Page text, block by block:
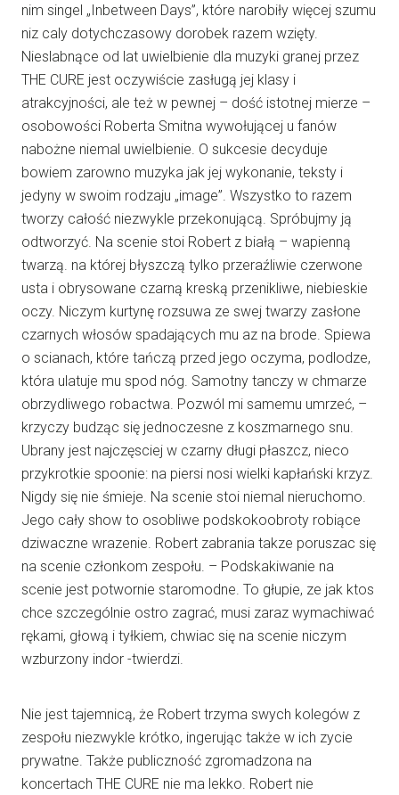
nim singel „Inbetween Days”, które narobiły więcej szumu
niz caly dotychczasowy dorobek razem wzięty.
Nieslabnące od lat uwielbienie dla muzyki granej przez
THE CURE jest oczywiście zasługą jej klasy i
atrakcyjności, ale też w pewnej – dość istotnej mierze –
osobowości Roberta Smitna wywołującej u fanów
nabożne niemal uwielbienie. O sukcesie decyduje
bowiem zarowno muzyka jak jej wykonanie, teksty i
jedyny w swoim rodzaju „image”. Wszystko to razem
tworzy całość niezwykle przekonującą. Spróbujmy ją
odtworzyć. Na scenie stoi Robert z białą – wapienną
twarzą. na której błyszczą tylko przeraźliwie czerwone
usta i obrysowane czarną kreską przenikliwe, niebieskie
oczy. Niczym kurtynę rozsuwa ze swej twarzy zasłone
czarnych włosów spadających mu az na brode. Spiewa
o scianach, które tańczą przed jego oczyma, podlodze,
która ulatuje mu spod nóg. Samotny tanczy w chmarze
obrzydliwego robactwa. Pozwól mi samemu umrzeć, –
krzyczy budząc się jednoczesne z koszmarnego snu.
Ubrany jest najczęsciej w czarny długi płaszcz, nieco
przykrotkie spoonie: na piersi nosi wielki kapłański krzyz.
Nigdy się nie śmieje. Na scenie stoi niemal nieruchomo.
Jego cały show to osobliwe podskokoobroty robiące
dziwaczne wrazenie. Robert zabrania takze poruszac się
na scenie członkom zespołu. – Podskakiwanie na
scenie jest potwornie staromodne. To głupie, ze jak ktos
chce szczególnie ostro zagrać, musi zaraz wymachiwać
rękami, głową i tyłkiem, chwiac się na scenie niczym
wzburzony indor -twierdzi.
Nie jest tajemnicą, że Robert trzyma swych kolegów z
zespołu niezwykle krótko, ingerując także w ich zycie
prywatne. Także publiczność zgromadzona na
koncertach THE CURE nie ma lekko. Robert nie